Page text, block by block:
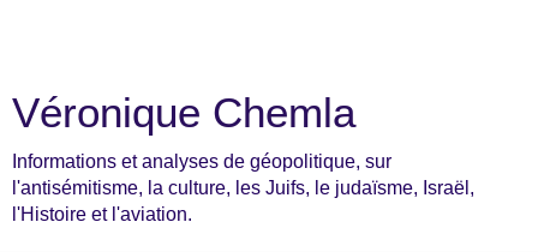
Véronique Chemla
Informations et analyses de géopolitique, sur
l'antisémitisme, la culture, les Juifs, le judaïsme, Israël,
l'Histoire et l'aviation.